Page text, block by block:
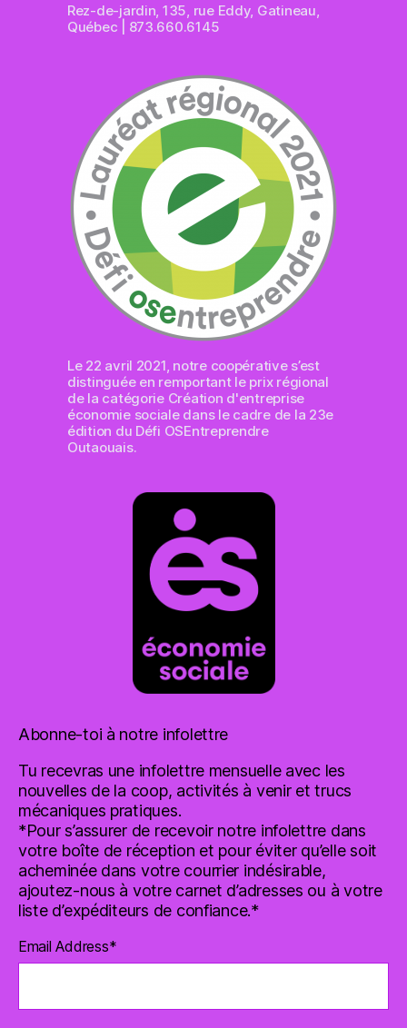
Rez-de-jardin, 135, rue Eddy, Gatineau,
Québec | 873.660.6145
Le 22 avril 2021, notre coopérative s’est
distinguée en remportant le prix régional
de la catégorie Création d'entreprise
économie sociale dans le cadre de la 23e
édition du Défi OSEntreprendre
Outaouais.
Abonne-toi à notre infolettre
Tu recevras une infolettre mensuelle avec les
nouvelles de la coop, activités à venir et trucs
mécaniques pratiques.
*Pour s’assurer de recevoir notre infolettre dans
votre boîte de réception et pour éviter qu’elle soit
acheminée dans votre courrier indésirable,
ajoutez-nous à votre carnet d’adresses ou à votre
liste d’expéditeurs de confiance.*
Email Address*